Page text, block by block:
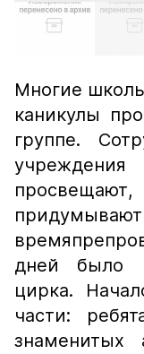
Многие
каникулы
группе.
дней было
цирка.
части: